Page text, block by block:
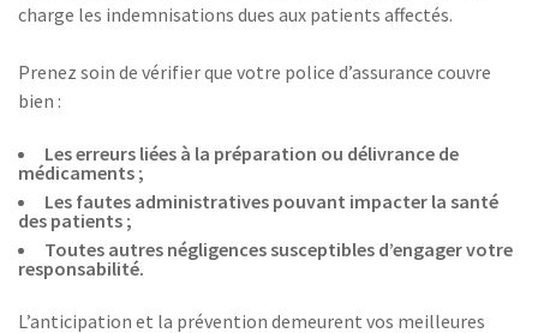
charge les indemnisations dues aux patients affectés.
Prenez soin de vérifier que votre police d’assurance couvre
bien :
Les erreurs liées à la préparation ou délivrance de
médicaments ;
Les fautes administratives pouvant impacter la santé
des patients ;
Toutes autres négligences susceptibles d’engager votre
responsabilité.
L’anticipation et la prévention demeurent vos meilleures